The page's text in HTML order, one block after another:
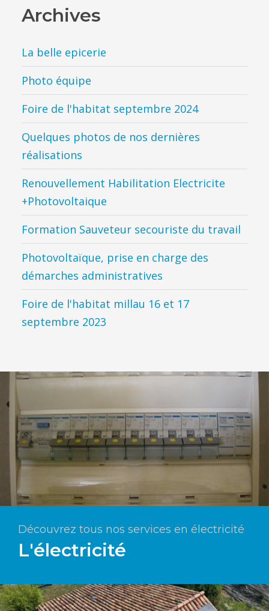
Archives
La belle epicerie
Photo équipe
Foire de l'habitat septembre 2024
Quelques photos de nos dernières
réalisations
Renouvellement Habilitation Electricite
+Photovoltaique
Formation Sauveteur secouriste du travail
Photovoltaïque, prise en charge des
démarches administratives
Foire de l'habitat millau 16 et 17
septembre 2023
Découvrez tous nos services en électricité
L'électricité